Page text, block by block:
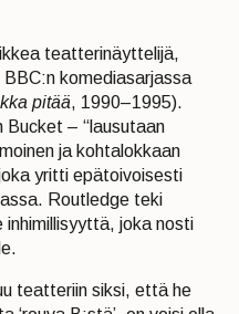
teatterinäyttelijä,
komediasarjassa
pitää, 1990–1995).
Bucket – “lausutaan
ja kohtalokkaan
yritti epätoivoisesti
Routledge teki
inhimillisyyttä, joka nosti
teatteriin siksi, että he